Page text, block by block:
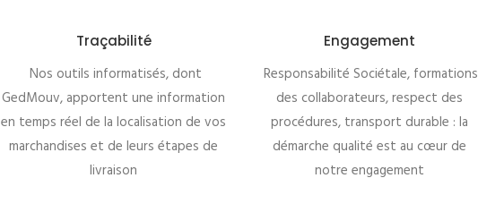
Traçabilité
Nos outils informatisés, dont
GedMouv, apportent une information
en temps réel de la localisation de vos
marchandises et de leurs étapes de
livraison
Engagement
Responsabilité Sociétale, formations
des collaborateurs, respect des
procédures, transport durable : la
démarche qualité est au cœur de
notre engagement